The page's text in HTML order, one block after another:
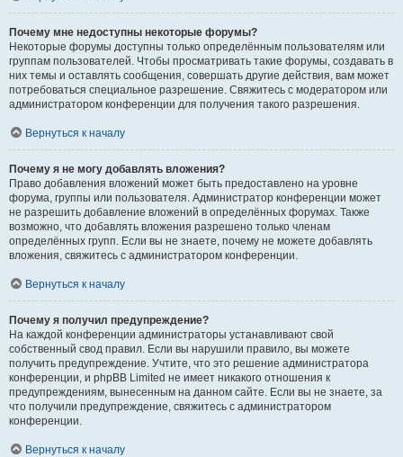
Почему мне недоступны некоторые форумы?
Некоторые форумы доступны только определённым пользователям или
группам пользователей. Чтобы просматривать такие форумы, создавать в
них темы и оставлять сообщения, совершать другие действия, вам может
потребоваться специальное разрешение. Свяжитесь с модератором или
администратором конференции для получения такого разрешения.
Вернуться к началу
Почему я не могу добавлять вложения?
Право добавления вложений может быть предоставлено на уровне
форума, группы или пользователя. Администратор конференции может
не разрешить добавление вложений в определённых форумах. Также
возможно, что добавлять вложения разрешено только членам
определённых групп. Если вы не знаете, почему не можете добавлять
вложения, свяжитесь с администратором конференции.
Вернуться к началу
Почему я получил предупреждение?
На каждой конференции администраторы устанавливают свой
собственный свод правил. Если вы нарушили правило, вы можете
получить предупреждение. Учтите, что это решение администратора
конференции, и phpBB Limited не имеет никакого отношения к
предупреждениям, вынесенным на данном сайте. Если вы не знаете, за
что получили предупреждение, свяжитесь с администратором
конференции.
Вернуться к началу